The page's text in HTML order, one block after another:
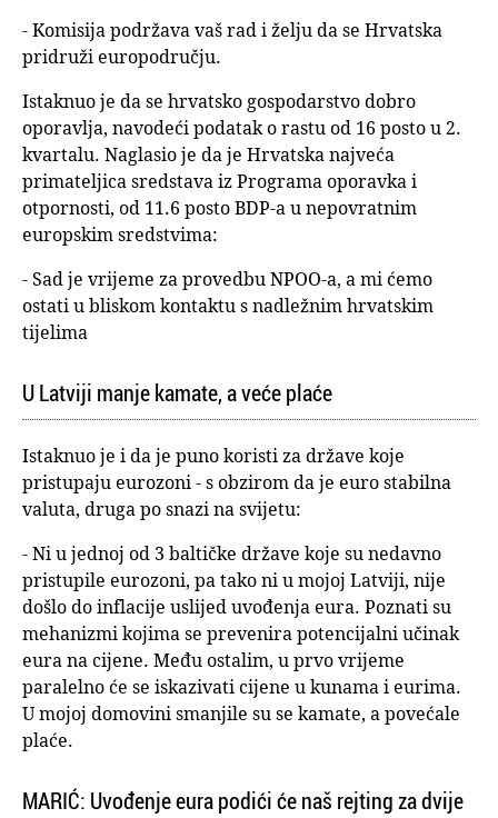
- Komisija podržava vaš rad i želju da se Hrvatska
pridruži europodručju.
Istaknuo je da se hrvatsko gospodarstvo dobro
oporavlja, navodeći podatak o rastu od 16 posto u 2.
kvartalu. Naglasio je da je Hrvatska najveća
primateljica sredstava iz Programa oporavka i
otpornosti, od 11.6 posto BDP-a u nepovratnim
europskim sredstvima:
- Sad je vrijeme za provedbu NPOO-a, a mi ćemo
ostati u bliskom kontaktu s nadležnim hrvatskim
tijelima
U Latviji manje kamate, a veće plaće
Istaknuo je i da je puno koristi za države koje
pristupaju eurozoni - s obzirom da je euro stabilna
valuta, druga po snazi na svijetu:
- Ni u jednoj od 3 baltičke države koje su nedavno
pristupile eurozoni, pa tako ni u mojoj Latviji, nije
došlo do inflacije uslijed uvođenja eura. Poznati su
mehanizmi kojima se prevenira potencijalni učinak
eura na cijene. Među ostalim, u prvo vrijeme
paralelno će se iskazivati cijene u kunama i eurima.
U mojoj domovini smanjile su se kamate, a povećale
plaće.
MARIĆ: Uvođenje eura podići će naš rejting za dvije